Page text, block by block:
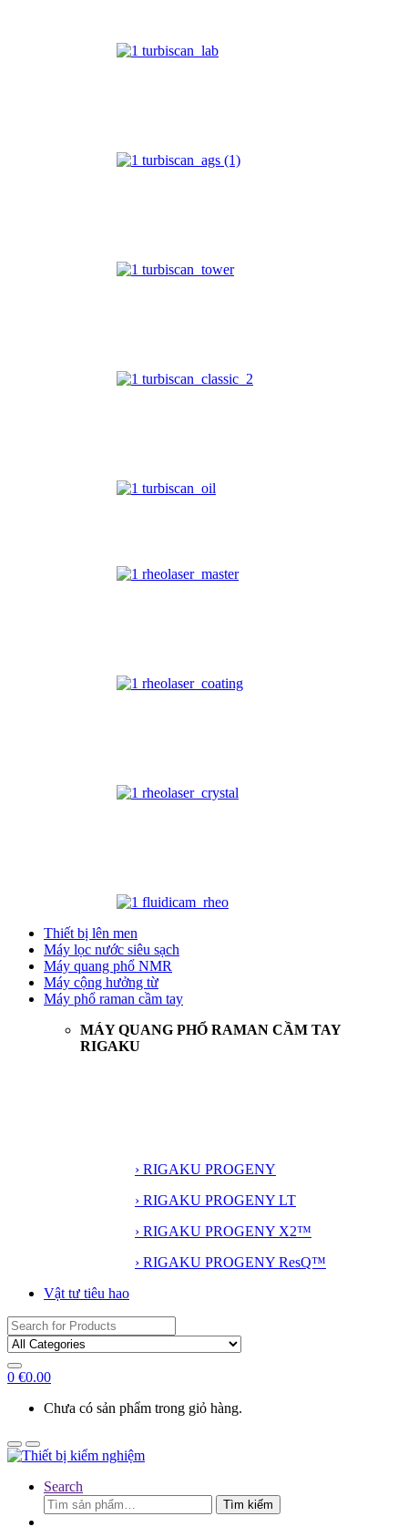
Thiết bị lên men
Máy lọc nước siêu sạch
Máy quang phổ NMR
Máy cộng hưởng từ
Máy phổ raman cầm tay
MÁY QUANG PHỔ RAMAN CẦM TAY
RIGAKU
› RIGAKU PROGENY
› RIGAKU PROGENY LT
› RIGAKU PROGENY X2™
› RIGAKU PROGENY ResQ™
Vật tư tiêu hao
Search
for:
0 €0.00
Chưa có sản phẩm trong giỏ hàng.
Search
Tìm
kiếm:
Tìm kiếm